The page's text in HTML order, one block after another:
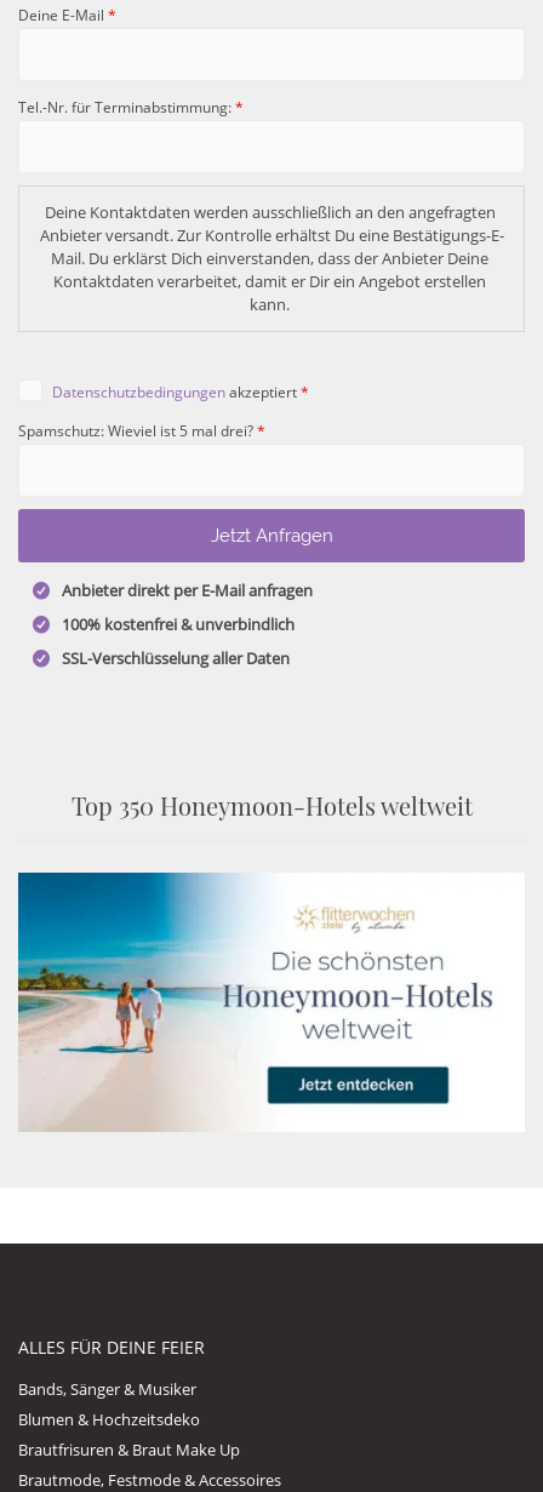
Deine E-Mail *
Tel.-Nr. für Terminabstimmung:*
Deine Kontaktdaten werden ausschließlich an den angefragten
Anbieter versandt. Zur Kontrolle erhältst Du eine Bestätigungs-E-
Mail. Du erklärst Dich einverstanden, dass der Anbieter Deine
Kontaktdaten verarbeitet, damit er Dir ein Angebot erstellen
kann.
Datenschutzbedingungenakzeptiert*
Spamschutz: Wieviel ist 5 mal drei?*
Anbieter direkt per E-Mail anfragen
100% kostenfrei & unverbindlich
SSL-Verschlüsselung aller Daten
Top 350 Honeymoon-Hotels weltweit
ALLES FÜR DEINE FEIER
Bands, Sänger & Musiker
Blumen & Hochzeitsdeko
Brautfrisuren & Braut Make Up
Brautmode, Festmode & Accessoires